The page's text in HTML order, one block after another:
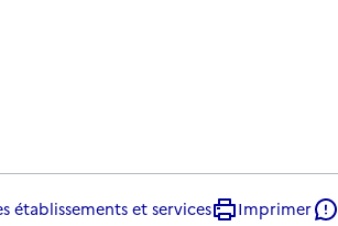
établissements et services Imprimer